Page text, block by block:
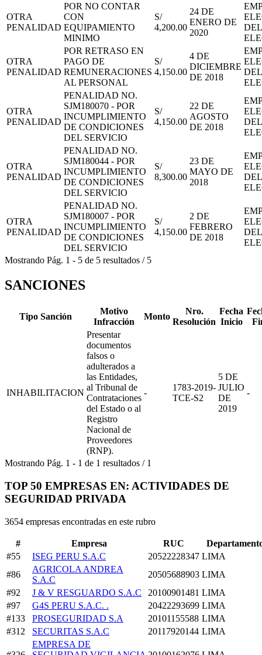
OTRA
PENALIDAD
POR NO CONTAR
CON
EQUIPAMIENTO
MINIMO
S/
4,200.00
24 DE
ENERO DE
2020
OTRA
PENALIDAD
POR RETRASO EN
PAGO DE
REMUNERACIONES
AL PERSONAL
S/
4,150.00
4 DE
DICIEMBRE
DE 2018
OTRA
PENALIDAD
PENALIDAD NO.
SJM180070 - POR
INCUMPLIMIENTO
DE CONDICIONES
DEL SERVICIO
S/
4,150.00
22 DE
AGOSTO
DE 2018
OTRA
PENALIDAD
PENALIDAD NO.
SJM180044 - POR
INCUMPLIMIENTO
DE CONDICIONES
DEL SERVICIO
S/
8,300.00
23 DE
MAYO DE
2018
OTRA
PENALIDAD
PENALIDAD NO.
SJM180007 - POR
INCUMPLIMIENTO
DE CONDICIONES
DEL SERVICIO
S/
4,150.00
2 DE
FEBRERO
DE 2018
Mostrando Pág. 1 - 5 de 5 resultados / 5
SANCIONES
Tipo Sanción
Motivo
Infracción
Monto
Nro.
Resolución
Fecha
Inicio
INHABILITACION
Presentar
documentos
falsos o
adulterados a
las Entidades,
al Tribunal de
Contrataciones
del Estado o al
Registro
Nacional de
Proveedores
(RNP).
-
1783-2019-
TCE-S2
5 DE
JULIO
DE
2019
-
Mostrando Pág. 1 - 1 de 1 resultados / 1
TOP 50 EMPRESAS EN: ACTIVIDADES DE
SEGURIDAD PRIVADA
3654 empresas encontradas en este rubro
# Empresa RUC
#55
ISEG PERU S.A.C 20522228347 LIMA
#86
AGRICOLA ANDREA
S.A.C
20505688903 LIMA
#92
J & V RESGUARDO S.A.C 20100901481 LIMA
#97
G4S PERU S.A.C. . 20422293699 LIMA
#133
PROSEGURIDAD S.A 20101155588 LIMA
#312
SECURITAS S.A.C 20117920144 LIMA
EMPRESA DE